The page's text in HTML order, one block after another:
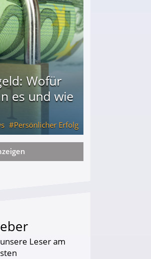
Wofür
es und wie
Persönlicher Erfolg
Leser am